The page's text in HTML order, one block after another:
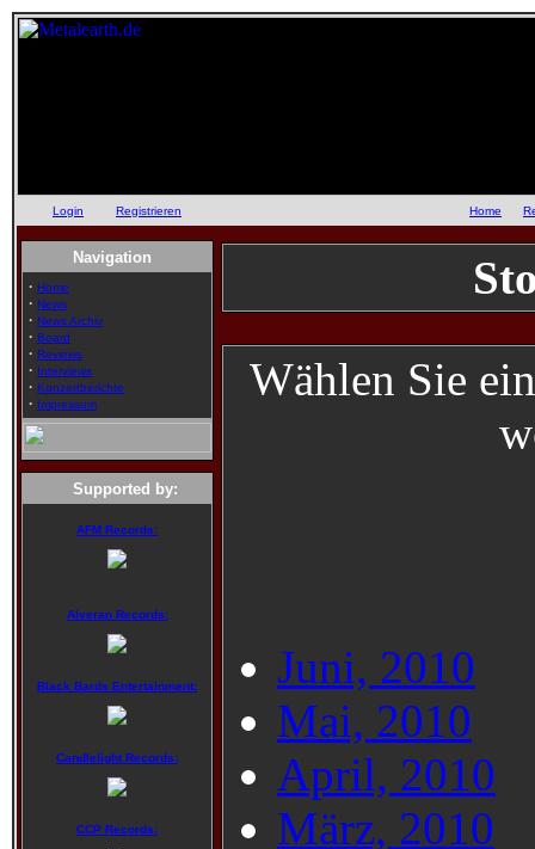
Login Registrieren Home
Navigation
· Home
· News
· News Archiv
· Board
· Reviews
· Interviews
· Konzertberichte
· Impressum
Supported by:
AFM Records:
Alveran Records:
Black Bards Entertainment:
Candlelight Records:
CCP Records:
Wählen Sie
Juni, 2010
Mai, 2010
April, 2010
März, 2010